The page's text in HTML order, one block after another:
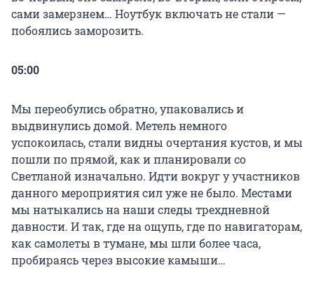
сами замерзнем… Ноутбук включать не стали —
побоялись заморозить.
05:00
Мы переобулись обратно, упаковались и
выдвинулись домой. Метель немного
успокоилась, стали видны очертания кустов, и мы
пошли по прямой, как и планировали со
Светланой изначально. Идти вокруг у участников
данного мероприятия сил уже не было. Местами
мы натыкались на наши следы трехдневной
давности. И так, где на ощупь, где по навигаторам,
как самолеты в тумане, мы шли более часа,
пробираясь через высокие камыши…